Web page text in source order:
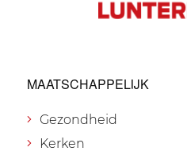
MAATSCHAPPELIJK
Gezondheid
Kerken